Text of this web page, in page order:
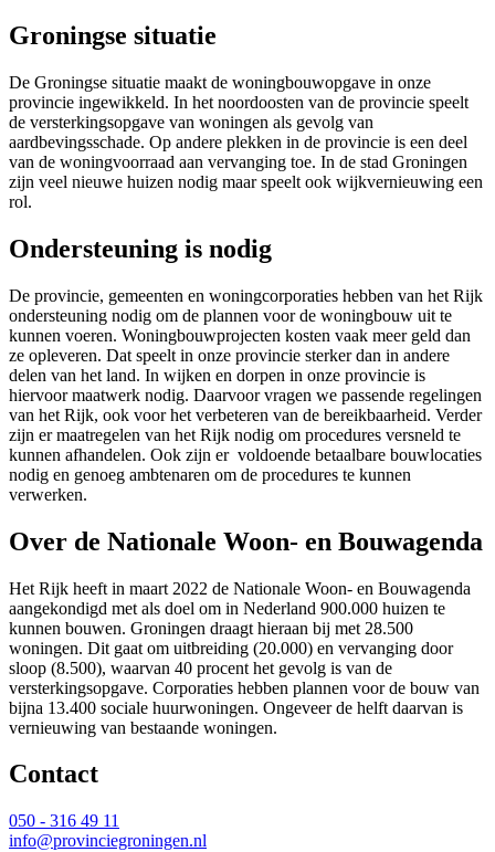
Groningse situatie
De Groningse situatie maakt de woningbouwopgave in onze
provincie ingewikkeld. In het noordoosten van de provincie speelt
de versterkingsopgave van woningen als gevolg van
aardbevingsschade. Op andere plekken in de provincie is een deel
van de woningvoorraad aan vervanging toe. In de stad Groningen
zijn veel nieuwe huizen nodig maar speelt ook wijkvernieuwing een
rol.
Ondersteuning is nodig
De provincie, gemeenten en woningcorporaties hebben van het Rijk
ondersteuning nodig om de plannen voor de woningbouw uit te
kunnen voeren. Woningbouwprojecten kosten vaak meer geld dan
ze opleveren. Dat speelt in onze provincie sterker dan in andere
delen van het land. In wijken en dorpen in onze provincie is
hiervoor maatwerk nodig. Daarvoor vragen we passende regelingen
van het Rijk, ook voor het verbeteren van de bereikbaarheid. Verder
zijn er maatregelen van het Rijk nodig om procedures versneld te
kunnen afhandelen. Ook zijn er voldoende betaalbare bouwlocaties
nodig en genoeg ambtenaren om de procedures te kunnen
verwerken.
Over de Nationale Woon- en Bouwagenda
Het Rijk heeft in maart 2022 de Nationale Woon- en Bouwagenda
aangekondigd met als doel om in Nederland 900.000 huizen te
kunnen bouwen. Groningen draagt hieraan bij met 28.500
woningen. Dit gaat om uitbreiding (20.000) en vervanging door
sloop (8.500), waarvan 40 procent het gevolg is van de
versterkingsopgave. Corporaties hebben plannen voor de bouw van
bijna 13.400 sociale huurwoningen. Ongeveer de helft daarvan is
vernieuwing van bestaande woningen.
Contact
050 - 316 49 11
info@provinciegroningen.nl